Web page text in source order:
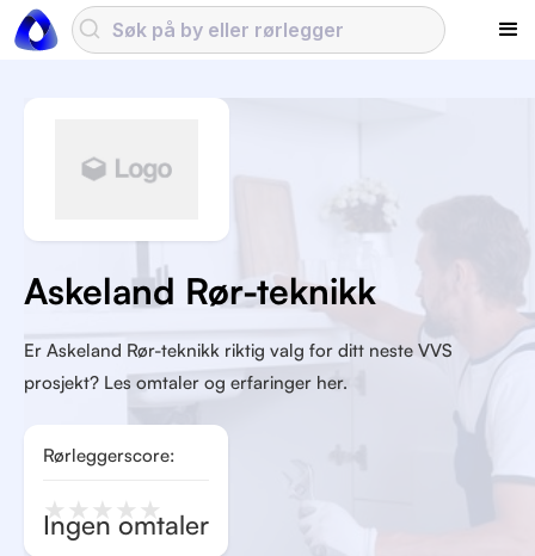
Rørleggerscore:
★ ★ ★ ★ ★
Ingen omtaler
Er Askeland Rør-teknikk riktig valg for ditt neste VVS
prosjekt? Les omtaler og erfaringer her.
Askeland Rør-teknikk